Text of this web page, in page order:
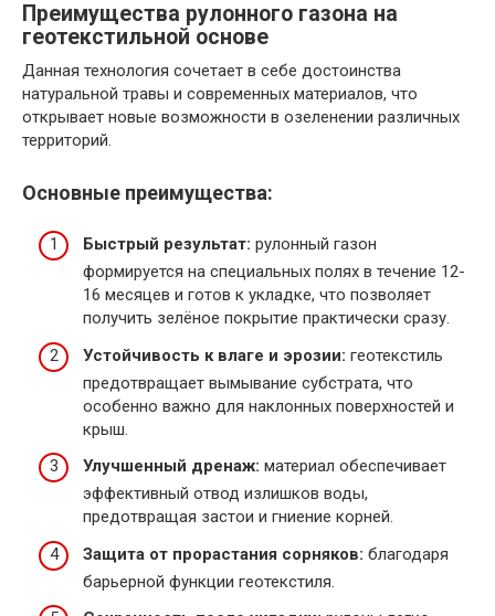
Преимущества рулонного газона на
геотекстильной основе
Данная технология сочетает в себе достоинства
натуральной травы и современных материалов, что
открывает новые возможности в озеленении различных
территорий.
Основные преимущества:
Быстрый результат: рулонный газон
формируется на специальных полях в течение 12-
16 месяцев и готов к укладке, что позволяет
получить зелёное покрытие практически сразу.
Устойчивость к влаге и эрозии: геотекстиль
предотвращает вымывание субстрата, что
особенно важно для наклонных поверхностей и
крыш.
Улучшенный дренаж: материал обеспечивает
эффективный отвод излишков воды,
предотвращая застои и гниение корней.
Защита от прорастания сорняков: благодаря
барьерной функции геотекстиля.